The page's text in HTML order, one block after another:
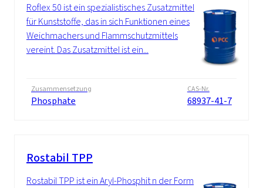
Roflex 50 ist ein spezialistisches Zusatzmittel
für Kunststoffe, das in sich Funktionen eines
Weichmachers und Flammschutzmittels
vereint. Das Zusatzmittel ist ein...
Zusammensetzung
Phosphate
CAS-Nr.
68937-41-7
Rostabil TPP
Rostabil TPP ist ein Aryl-Phosphit n der Form